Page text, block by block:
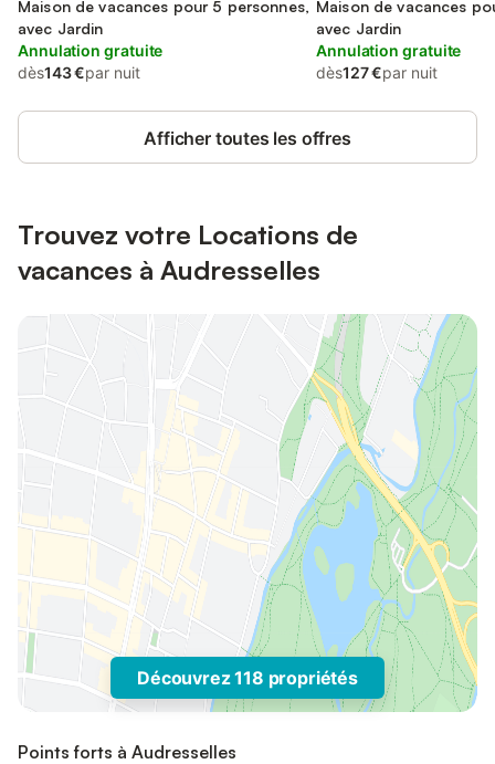
sur-Mer
Maison de vacances pour 5 personnes,
avec Jardin
Annulation gratuite
dès143 €par nuit
sur-Mer
Maison de vacances
avec Jardin
Annulation gratuite
dès127 €par nuit
Afficher toutes les offres
Trouvez votre Locations de
vacances à Audresselles
Découvrez 118 propriétés
Points forts à Audresselles